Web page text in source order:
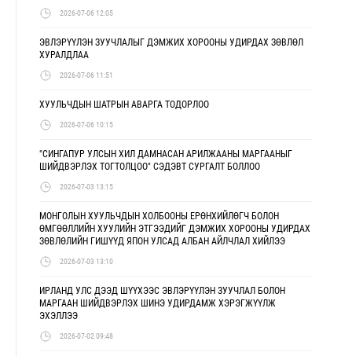
2026-07-06 12:05
ЭВЛЭРҮҮЛЭН ЗУУЧЛАЛЫГ ДЭМЖИХ ХОРООНЫ УДИРДАХ ЗӨВЛӨЛ
ХУРАЛДЛАА
2026-07-06 11:51
ХУУЛЬЧДЫН ШАТРЫН АВАРГА ТОДОРЛОО
2026-07-06 10:15
"СИНГАПУР УЛСЫН ХИЛ ДАМНАСАН АРИЛЖААНЫ МАРГААНЫГ
ШИЙДВЭРЛЭХ ТОГТОЛЦОО" СЭДЭВТ СУРГАЛТ БОЛЛОО
2026-07-03 13:15
МОНГОЛЫН ХУУЛЬЧДЫН ХОЛБООНЫ ЕРӨНХИЙЛӨГЧ БОЛОН
ӨМГӨӨЛЛИЙН ХУУЛИЙН ЭТГЭЭДИЙГ ДЭМЖИХ ХОРООНЫ УДИРДАХ
ЗӨВЛӨЛИЙН ГИШҮҮД ЯПОН УЛСАД АЛБАН АЙЛЧЛАЛ ХИЙЛЭЭ
2026-07-03 13:10
ИРЛАНД УЛС ДЭЭД ШҮҮХЭЭС ЭВЛЭРҮҮЛЭН ЗУУЧЛАЛ БОЛОН
МАРГААН ШИЙДВЭРЛЭХ ШИНЭ УДИРДАМЖ ХЭРЭГЖҮҮЛЖ
ЭХЭЛЛЭЭ
2026-07-02 09:48